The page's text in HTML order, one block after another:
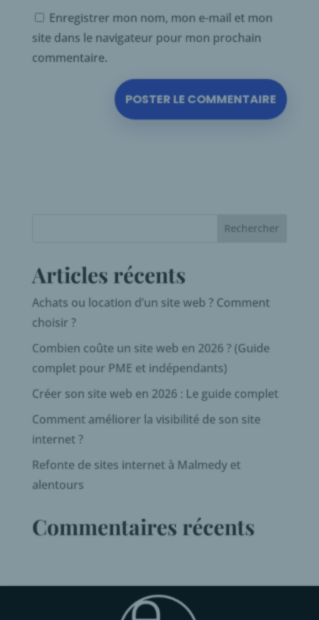
Enregistrer mon nom, mon e-mail et mon
site dans le navigateur pour mon prochain
commentaire.
Articles récents
Achats ou location d’un site web ? Comment
choisir ?
Combien coûte un site web en 2026 ? (Guide
complet pour PME et indépendants)
Créer son site web en 2026 : Le guide complet
Comment améliorer la visibilité de son site
internet ?
Refonte de sites internet à Malmedy et
alentours
Commentaires récents